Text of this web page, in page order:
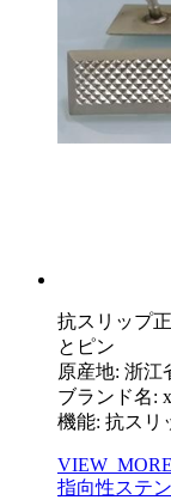
抗スリップ
とピン
原産地: 浙江
ブランド名:
機能: 抗スリ
指向性ステ